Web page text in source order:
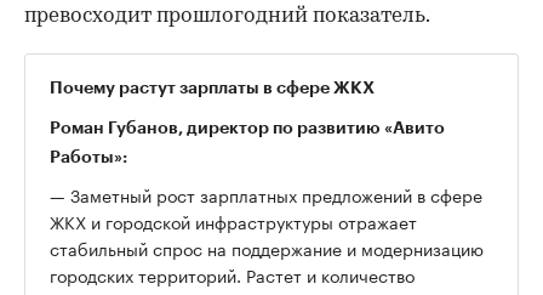
превосходит прошлогодний показатель.
Почему растут зарплаты в сфере ЖКХ
Роман Губанов, директор по развитию «Авито
Работы»:
— Заметный рост зарплатных предложений в сфере
ЖКХ и городской инфраструктуры отражает
стабильный спрос на поддержание и модернизацию
городских территорий. Растет и количество